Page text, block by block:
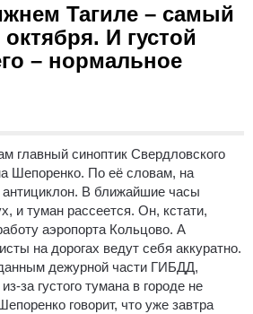
Тагиле – самый
И густой
– нормальное
главный синоптик Свердловского
Шепоренко. По её словам, на
В ближайшие часы
и туман рассеется. Он, кстати,
аэропорта Кольцово. А
на дорогах ведут себя аккуратно.
дежурной части ГИБДД,
за густого тумана в городе не
говорит, что уже завтра